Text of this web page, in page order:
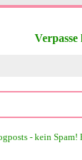
- kein Spam!